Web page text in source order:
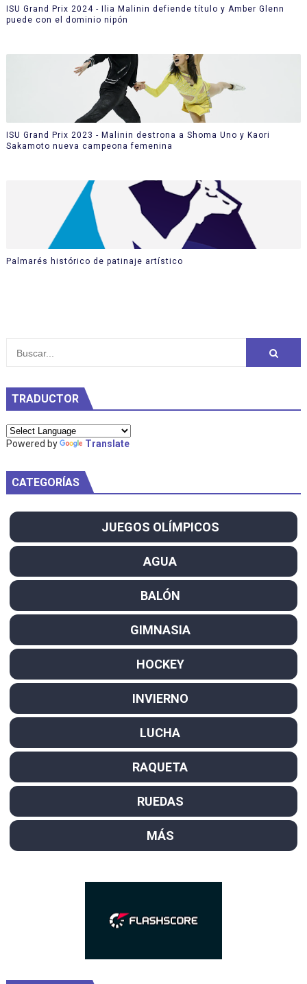
ISU Grand Prix 2024 - Ilia Malinin defiende título y Amber Glenn
puede con el dominio nipón
ISU Grand Prix 2023 - Malinin destrona a Shoma Uno y Kaori
Sakamoto nueva campeona femenina
Palmarés histórico de patinaje artístico
TRADUCTOR
Powered by Translate
CATEGORÍAS
JUEGOS OLÍMPICOS
AGUA
BALÓN
GIMNASIA
HOCKEY
INVIERNO
LUCHA
RAQUETA
RUEDAS
MÁS